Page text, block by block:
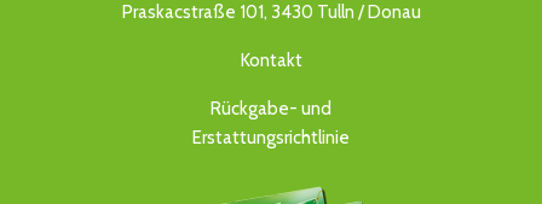
Praskacstraße 101, 3430 Tulln / Donau
Kontakt
Rückgabe- und
Erstattungsrichtlinie